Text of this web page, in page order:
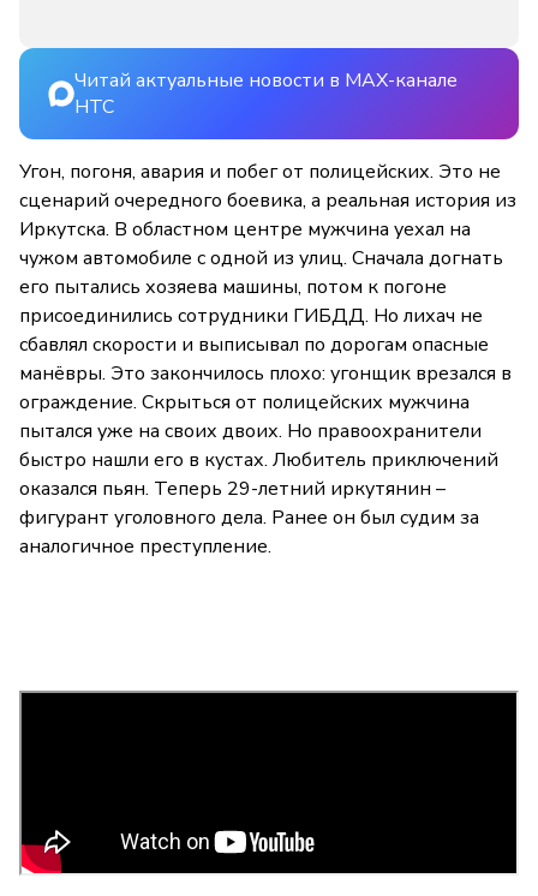
Читай актуальные новости в MAX-канале
НТС
Угон, погоня, авария и побег от полицейских. Это не
сценарий очередного боевика, а реальная история из
Иркутска. В областном центре мужчина уехал на
чужом автомобиле с одной из улиц. Сначала догнать
его пытались хозяева машины, потом к погоне
присоединились сотрудники ГИБДД. Но лихач не
сбавлял скорости и выписывал по дорогам опасные
манёвры. Это закончилось плохо: угонщик врезался в
ограждение. Скрыться от полицейских мужчина
пытался уже на своих двоих. Но правоохранители
быстро нашли его в кустах. Любитель приключений
оказался пьян. Теперь 29-летний иркутянин –
фигурант уголовного дела. Ранее он был судим за
аналогичное преступление.